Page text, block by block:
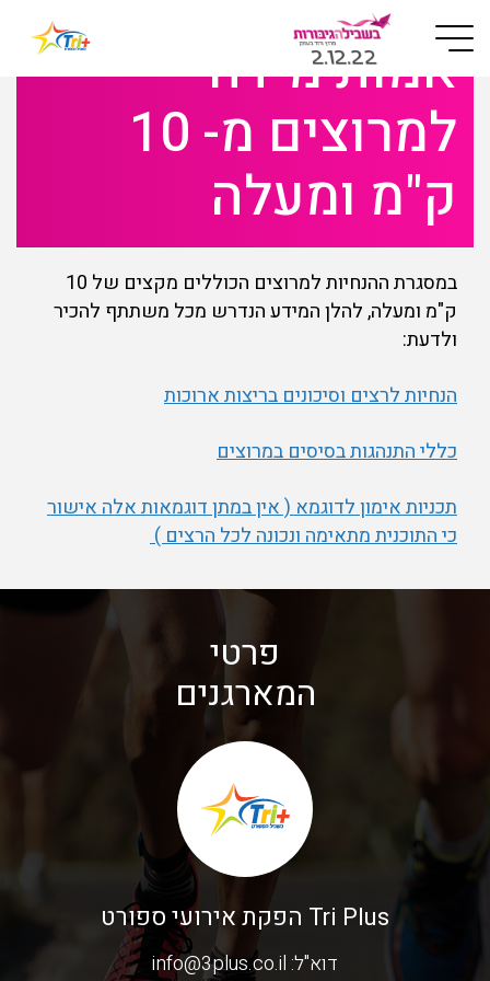
Button used only for devices with a small screen
אמות מידה –
למרוצים מ- 10
ק"מ ומעלה
במסגרת ההנחיות למרוצים הכוללים מקצים של 10
ק"מ ומעלה, להלן המידע הנדרש מכל משתתף להכיר
ולדעת:
הנחיות לרצים וסיכונים בריצות ארוכות
כללי התנהגות בסיסים במרוצים
תכניות אימון לדוגמא ( אין במתן דוגמאות אלה אישור
כי התוכנית מתאימה ונכונה לכל הרצים )
פרטי
המארגנים
Tri Plus הפקת אירועי ספורט
דוא"ל: info@3plus.co.il